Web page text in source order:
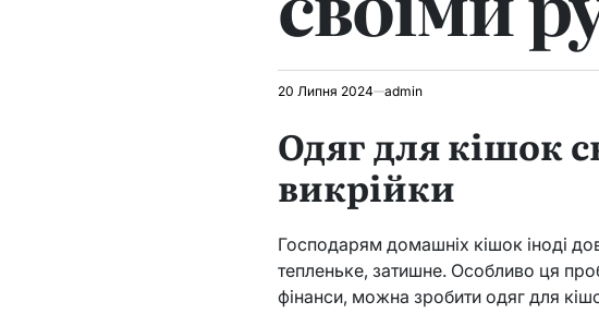
20 Липня 2024 admin
Одяг для кішок
викрійки
Господарям домашніх кішок іноді
тепленьке, затишне. Особливо ця
фінанси, можна зробити одяг для